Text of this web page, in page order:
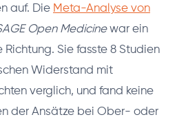
auf. Die Meta-Analyse von
Open Medicinewar ein
Richtung. Sie fasste 8 Studien
Widerstand mit
verglich, und fand keine
der Ansätze bei Ober- oder